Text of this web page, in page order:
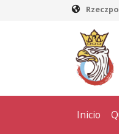
Inicio